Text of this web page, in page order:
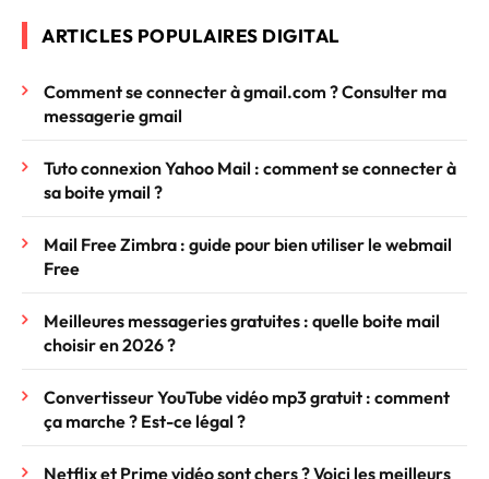
ARTICLES POPULAIRES DIGITAL
Comment se connecter à gmail.com ? Consulter ma
messagerie gmail
Tuto connexion Yahoo Mail : comment se connecter à
sa boite ymail ?
Mail Free Zimbra : guide pour bien utiliser le webmail
Free
Meilleures messageries gratuites : quelle boite mail
choisir en 2026 ?
Convertisseur YouTube vidéo mp3 gratuit : comment
ça marche ? Est-ce légal ?
Netflix et Prime vidéo sont chers ? Voici les meilleurs